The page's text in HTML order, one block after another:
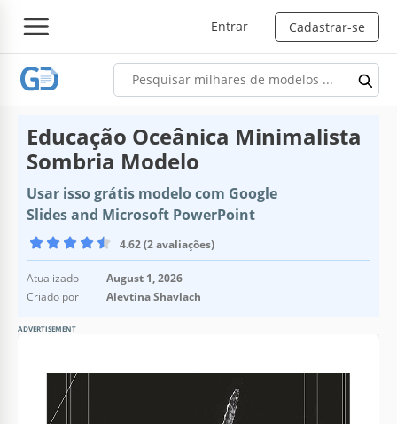
Entrar Cadastrar-se
Educação Oceânica Minimalista
Sombria Modelo
Usar isso grátis modelo com Google
Slides and Microsoft PowerPoint
4.62 (2 avaliações)
Atualizado
August 1, 2026
Criado por
Alevtina Shavlach
ADVERTISEMENT